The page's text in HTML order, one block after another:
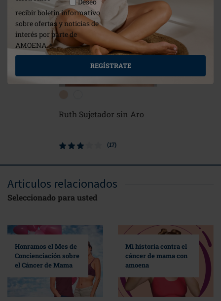
recibir boletín informativo
sobre ofertas y noticias de
interés por parte de
AMOENA. *
REGÍSTRATE
Ruth Sujetador sin Aro
(17)
Articulos relacionados
Seleccionado para usted
Honramos el Mes de
Concienciación sobre
el Cáncer de Mama
Mi historia contra el
cáncer de mama con
amoena